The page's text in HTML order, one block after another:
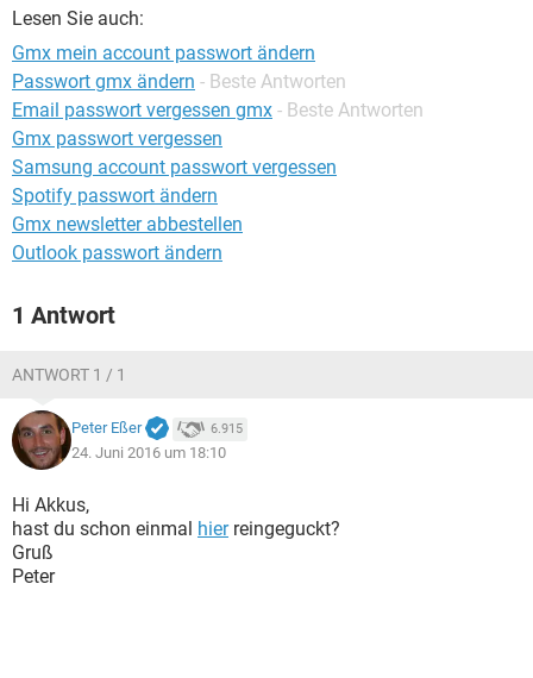
Lesen Sie auch:
Gmx mein account passwort ändern
Passwort gmx ändern - Beste Antworten
Email passwort vergessen gmx - Beste Antworten
Gmx passwort vergessen
Samsung account passwort vergessen
Spotify passwort ändern
Gmx newsletter abbestellen
Outlook passwort ändern
1 Antwort
ANTWORT 1 / 1
Peter Eßer 6.915
24. Juni 2016 um 18:10
Hi Akkus,
hast du schon einmal hierreingeguckt?
Gruß
Peter